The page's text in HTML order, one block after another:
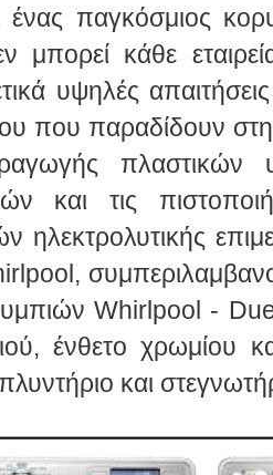
παγκόσμιος
μπορεί κάθε
υψηλές
που παραδίδουν
και τις
ηλεκτρολυτικής
Whirlpool -
ένθετο χρωμίου
και